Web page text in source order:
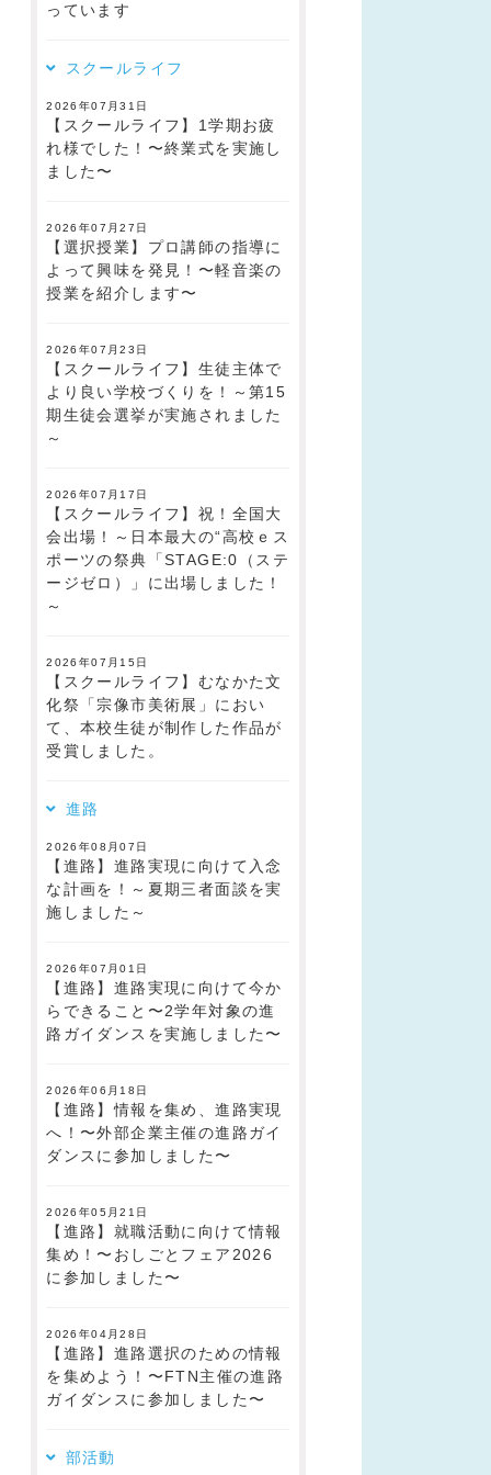
っています
スクールライフ
2026年07月31日
【スクールライフ】1学期お疲
れ様でした！〜終業式を実施し
ました〜
2026年07月27日
【選択授業】プロ講師の指導に
よって興味を発見！〜軽音楽の
授業を紹介します〜
2026年07月23日
【スクールライフ】生徒主体で
より良い学校づくりを！～第15
期生徒会選挙が実施されました
～
2026年07月17日
【スクールライフ】祝！全国大
会出場！～日本最大の“高校ｅス
ポーツの祭典「STAGE:0（ステ
ージゼロ）」に出場しました！
～
2026年07月15日
【スクールライフ】むなかた文
化祭「宗像市美術展」におい
て、本校生徒が制作した作品が
受賞しました。
進路
2026年08月07日
【進路】進路実現に向けて入念
な計画を！～夏期三者面談を実
施しました～
2026年07月01日
【進路】進路実現に向けて今か
らできること〜2学年対象の進
路ガイダンスを実施しました〜
2026年06月18日
【進路】情報を集め、進路実現
へ！〜外部企業主催の進路ガイ
ダンスに参加しました〜
2026年05月21日
【進路】就職活動に向けて情報
集め！〜おしごとフェア2026
に参加しました〜
2026年04月28日
【進路】進路選択のための情報
を集めよう！〜FTN主催の進路
ガイダンスに参加しました〜
部活動